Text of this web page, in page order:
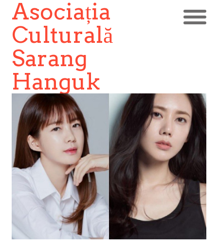
Asociația
Culturală
Sarang
Hanguk